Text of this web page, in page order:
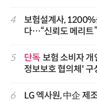
4
보험설계사, 1200%
다…“신뢰도 메리트”
5 단독 보험 소비자
정보보호 협의체' 구
6
LG 엑사원, 中企 제